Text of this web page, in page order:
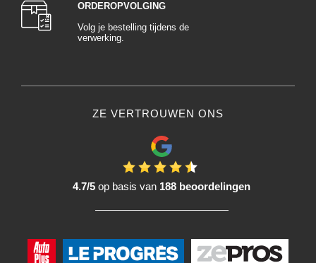
ORDEROPVOLGING
Volg je bestelling tijdens de
verwerking.
ZE VERTROUWEN ONS
4.7/5 op basis van 188 beoordelingen